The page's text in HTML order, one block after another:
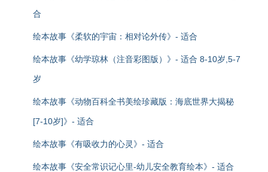
合
绘本故事《柔软的宇宙：相对论外传》- 适合
绘本故事《幼学琼林（注音彩图版）》- 适合 8-10岁,5-7
岁
绘本故事《动物百科全书美绘珍藏版：海底世界大揭秘
[7-10岁]》- 适合
绘本故事《有吸收力的心灵》- 适合
绘本故事《安全常识记心里-幼儿安全教育绘本》- 适合